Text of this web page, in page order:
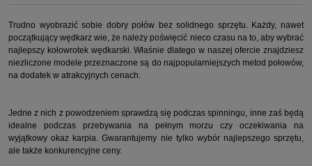
Trudno wyobrazić sobie dobry połów bez solidnego sprzętu. Każdy, nawet
początkujący wędkarz wie, że należy poświęcić nieco czasu na to, aby wybrać
najlepszy kołowrotek wędkarski. Właśnie dlatego w naszej ofercie znajdziesz
niezliczone modele przeznaczone są do najpopularniejszych metod połowów,
na dodatek w atrakcyjnych cenach.
Jedne z nich z powodzeniem sprawdzą się podczas spinningu, inne zaś będą
idealne podczas przebywania na pełnym morzu czy oczekiwania na
wyjątkowy okaz karpia. Gwarantujemy nie tylko wybór najlepszego sprzętu,
ale także konkurencyjne ceny.